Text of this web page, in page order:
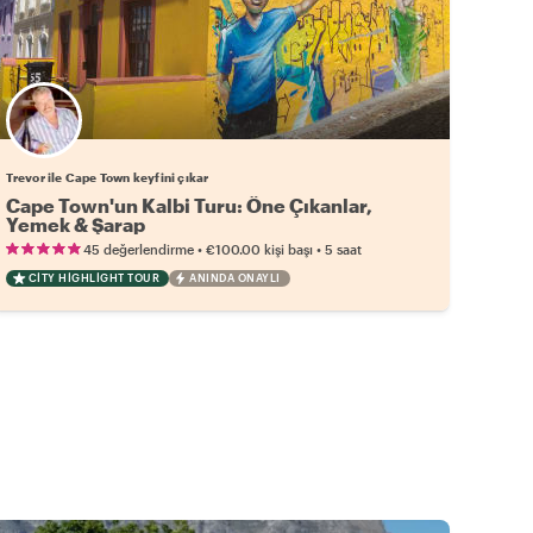
Trevor ile Cape Town keyfini çıkar
Cape Town'un Kalbi Turu: Öne Çıkanlar,
Yemek & Şarap
45 değerlendirme• €100.00 kişi başı• 5 saat
CITY HIGHLIGHT TOUR ANINDA ONAYLI